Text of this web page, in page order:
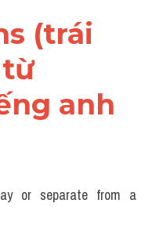
(trái
anh
or separate from a